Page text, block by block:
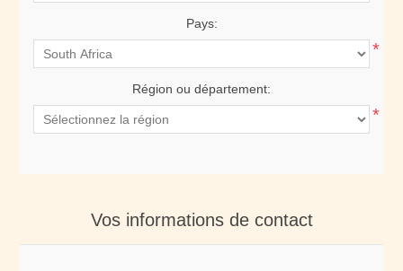
Pays:
*
Région ou département:
*
Vos informations de contact